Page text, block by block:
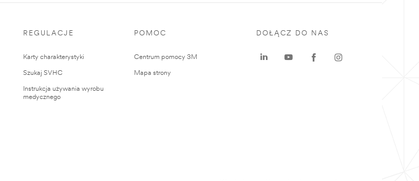
REGULACJE
Karty charakterystyki
Szukaj SVHC
Instrukcja używania wyrobu
medycznego
POMOC
Centrum pomocy 3M
Mapa strony
DOŁĄCZ DO NAS